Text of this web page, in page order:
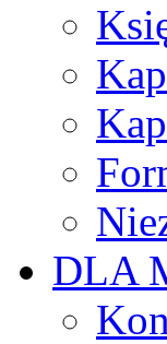
DLA